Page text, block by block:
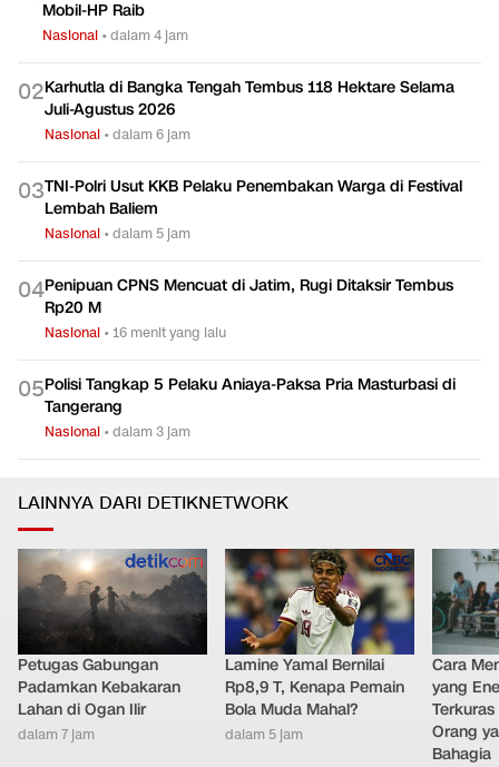
Mobil-HP Raib
Nasional •dalam 4 jam
02Karhutla di Bangka Tengah Tembus 118 Hektare Selama
Juli-Agustus 2026
Nasional •dalam 6 jam
03TNI-Polri Usut KKB Pelaku Penembakan Warga di Festival
Lembah Baliem
Nasional •dalam 5 jam
04Penipuan CPNS Mencuat di Jatim, Rugi Ditaksir Tembus
Rp20 M
Nasional •16 menit yang lalu
05Polisi Tangkap 5 Pelaku Aniaya-Paksa Pria Masturbasi di
Tangerang
Nasional •dalam 3 jam
LAINNYA DARI DETIKNETWORK
Petugas Gabungan
Padamkan Kebakaran
Lahan di Ogan Ilir
dalam 7 jam
Lamine Yamal Bernilai
Rp8,9 T, Kenapa Pemain
Bola Muda Mahal?
dalam 5 jam
Cara
yang
Orang
Bahagia